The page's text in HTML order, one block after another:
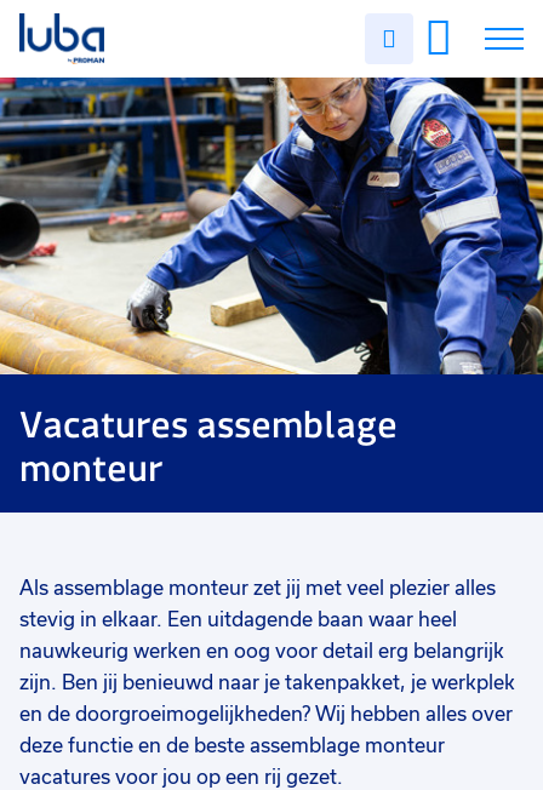
Uren
Vacatures
Over ons
Voor werkgevers
Contact
Vacatures assemblage
monteur
Als assemblage monteur zet jij met veel plezier alles
stevig in elkaar. Een uitdagende baan waar heel
nauwkeurig werken en oog voor detail erg belangrijk
zijn. Ben jij benieuwd naar je takenpakket, je werkplek
en de doorgroeimogelijkheden? Wij hebben alles over
deze functie en de beste assemblage monteur
vacatures voor jou op een rij gezet.